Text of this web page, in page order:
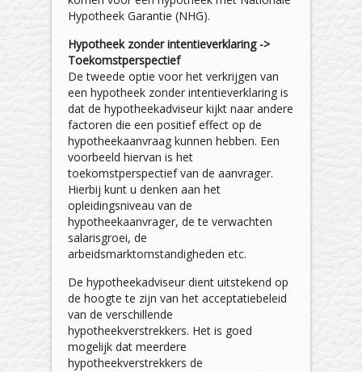
Hypotheek Garantie (NHG).
Hypotheek zonder intentieverklaring ->
Toekomstperspectief
De tweede optie voor het verkrijgen van
een hypotheek zonder intentieverklaring is
dat de hypotheekadviseur kijkt naar andere
factoren die een positief effect op de
hypotheekaanvraag kunnen hebben. Een
voorbeeld hiervan is het
toekomstperspectief van de aanvrager.
Hierbij kunt u denken aan het
opleidingsniveau van de
hypotheekaanvrager, de te verwachten
salarisgroei, de
arbeidsmarktomstandigheden etc.
De hypotheekadviseur dient uitstekend op
de hoogte te zijn van het acceptatiebeleid
van de verschillende
hypotheekverstrekkers. Het is goed
mogelijk dat meerdere
hypotheekverstrekkers de